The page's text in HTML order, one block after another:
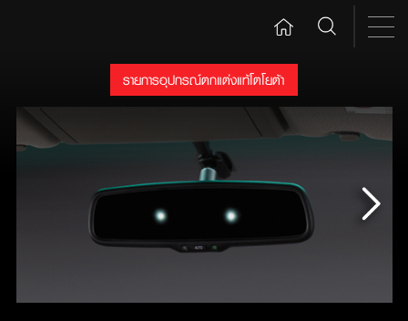
รายการอุปกรณ์ตกแต่งแท้โตโยต้า